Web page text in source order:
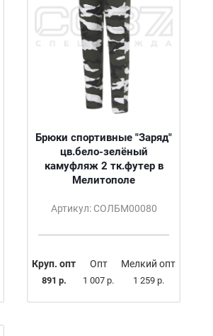
Брюки спортивные "Заряд"
цв.бело-зелёный
камуфляж 2 тк.футер в
Мелитополе
Артикул: СОЛБМ00080
Круп. опт
891 р.
Опт
1 007 р.
Мелкий опт
1 259 р.